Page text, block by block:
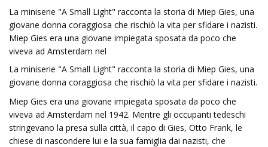
La miniserie "A Small Light" racconta la storia di Miep Gies, una
giovane donna coraggiosa che rischiò la vita per sfidare i nazisti.
Miep Gies era una giovane impiegata sposata da poco che
viveva ad Amsterdam nel
La miniserie "A Small Light" racconta la storia di Miep Gies, una
giovane donna coraggiosa che rischiò la vita per sfidare i nazisti.
Miep Gies era una giovane impiegata sposata da poco che
viveva ad Amsterdam nel 1942. Mentre gli occupanti tedeschi
stringevano la presa sulla città, il capo di Gies, Otto Frank, le
chiese di nascondere lui e la sua famiglia dai nazisti, che